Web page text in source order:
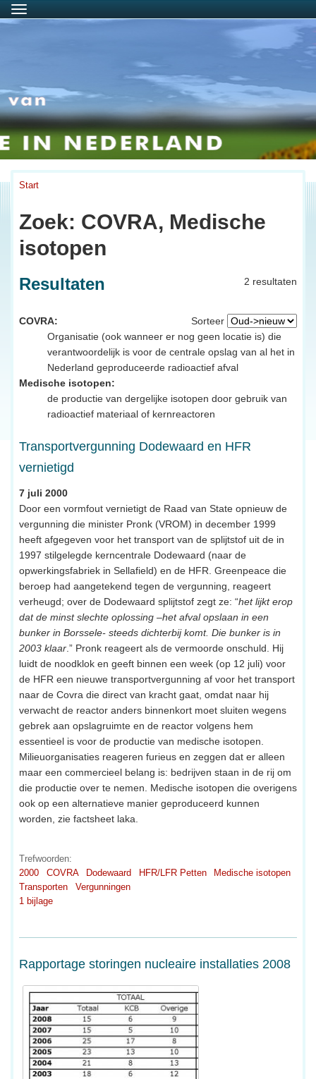
Menu
Start
Zoek: COVRA, Medische
isotopen
2 resultaten
Resultaten
Sorteer
COVRA:
Organisatie (ook wanneer er nog geen locatie is) die
verantwoordelijk is voor de centrale opslag van al het in
Nederland geproduceerde radioactief afval
Medische isotopen:
de productie van dergelijke isotopen door gebruik van
radioactief materiaal of kernreactoren
Transportvergunning Dodewaard en HFR
vernietigd
7 juli 2000
Door een vormfout vernietigt de Raad van State opnieuw de
vergunning die minister Pronk (VROM) in december 1999
heeft afgegeven voor het transport van de splijtstof uit de in
1997 stilgelegde kerncentrale Dodewaard (naar de
opwerkingsfabriek in Sellafield) en de HFR. Greenpeace die
beroep had aangetekend tegen de vergunning, reageert
verheugd; over de Dodewaard splijtstof zegt ze: “het lijkt erop
dat de minst slechte oplossing –het afval opslaan in een
bunker in Borssele- steeds dichterbij komt. Die bunker is in
2003 klaar .” Pronk reageert als de vermoorde onschuld. Hij
luidt de noodklok en geeft binnen een week (op 12 juli) voor
de HFR een nieuwe transportvergunning af voor het transport
naar de Covra die direct van kracht gaat, omdat naar hij
verwacht de reactor anders binnenkort moet sluiten wegens
gebrek aan opslagruimte en de reactor volgens hem
essentieel is voor de productie van medische isotopen.
Milieuorganisaties reageren furieus en zeggen dat er alleen
maar een commercieel belang is: bedrijven staan in de rij om
die productie over te nemen. Medische isotopen die overigens
ook op een alternatieve manier geproduceerd kunnen
worden, zie factsheet laka.
Trefwoorden:
2000
COVRA Dodewaard HFR/LFR Petten
Medische isotopen
Transporten
Vergunningen
1 bijlage
Rapportage storingen nucleaire installaties 2008